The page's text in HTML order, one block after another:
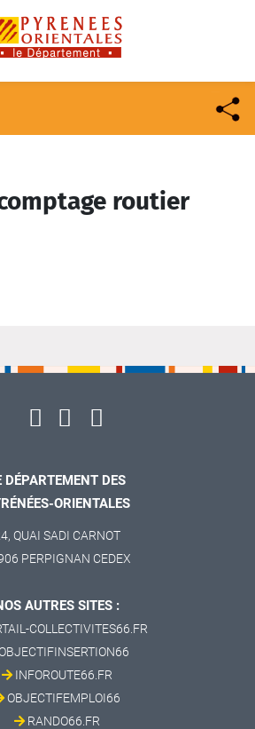
routier
DÉPARTEMENT DES
ORIENTALES
QUAI SADI CARNOT
PERPIGNAN CEDEX
AUTRES SITES :
COLLECTIVITES66.FR
OBJECTIFINSERTION66
INFOROUTE66.FR
OBJECTIFEMPLOI66
RANDO66.FR